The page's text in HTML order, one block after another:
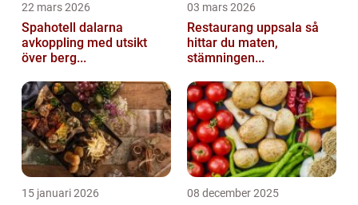
22 mars 2026
Spahotell dalarna
avkoppling med utsikt
över berg...
03 mars 2026
Restaurang uppsala så
hittar du maten,
stämningen...
15 januari 2026 08 december 2025